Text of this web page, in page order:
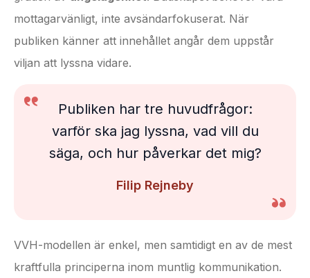
mottagarvänligt, inte avsändarfokuserat. När
publiken känner att innehållet angår dem uppstår
viljan att lyssna vidare.
Publiken har tre huvudfrågor:
varför ska jag lyssna, vad vill du
säga, och hur påverkar det mig?
Filip Rejneby
VVH-modellen är enkel, men samtidigt en av de mest
kraftfulla principerna inom muntlig kommunikation.